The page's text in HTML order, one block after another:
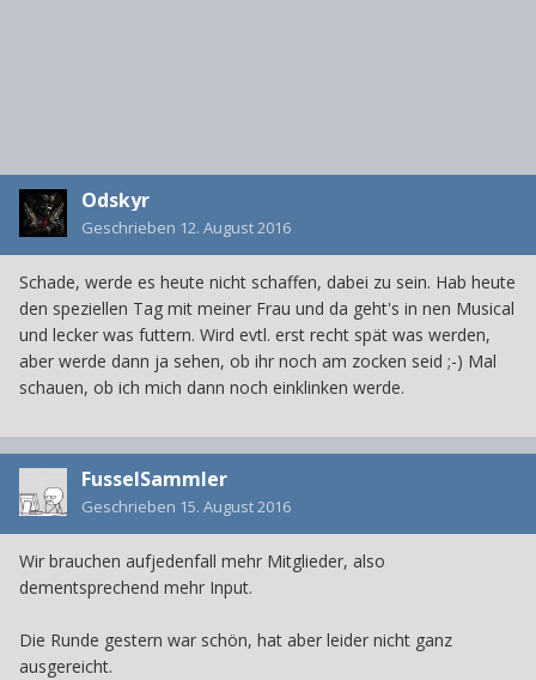
Odskyr
Geschrieben 12. August 2016
Schade, werde es heute nicht schaffen, dabei zu sein. Hab heute
den speziellen Tag mit meiner Frau und da geht's in nen Musical
und lecker was futtern. Wird evtl. erst recht spät was werden,
aber werde dann ja sehen, ob ihr noch am zocken seid ;-) Mal
schauen, ob ich mich dann noch einklinken werde.
FusselSammler
Geschrieben 15. August 2016
Wir brauchen aufjedenfall mehr Mitglieder, also
dementsprechend mehr Input.
Die Runde gestern war schön, hat aber leider nicht ganz
ausgereicht.